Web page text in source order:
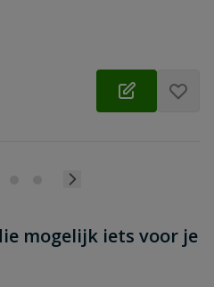
mogelijk iets voor je